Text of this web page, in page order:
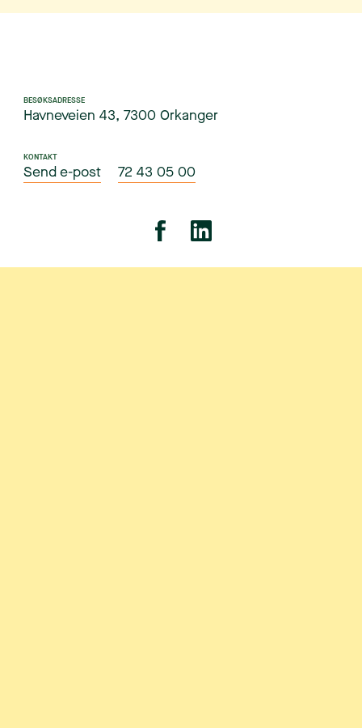
BESØKSADRESSE
Havneveien 43, 7300 Orkanger
KONTAKT
Send e-post 72 43 05 00